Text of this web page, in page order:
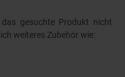
gesuchte Produkt nicht
weiteres Zubehör wie: